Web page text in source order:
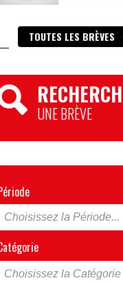
TOUTES LES BRÈVES
UNE BRÈVE